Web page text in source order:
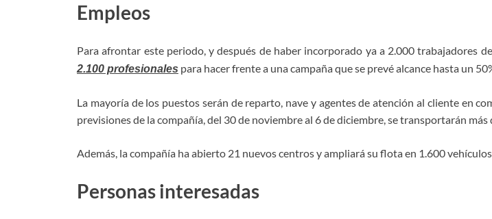
Empleos
Para afrontar este periodo, y después de haber incorporado ya a 2.000 trabajadores
2.100 profesionales para hacer frente a una campaña que se prevé alcance hasta un
La mayoría de los puestos serán de reparto, nave y agentes de atención al cliente en
previsiones de la compañía, del 30 de noviembre al 6 de diciembre, se transportarán más
Además, la compañía ha abierto 21 nuevos centros y ampliará su flota en 1.600 vehículos.
Personas interesadas